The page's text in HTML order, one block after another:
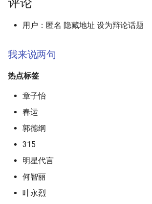
用户：匿名 隐藏地址 设为辩论话题
我来说两句
热点标签
章子怡
春运
郭德纲
315
明星代言
何智丽
叶永烈